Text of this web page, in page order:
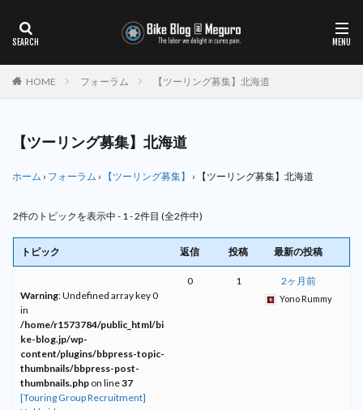
HOME フォーラム 【ツーリング募集】北海道
【ツーリング募集】北海道
ホーム › フォーラム › 【ツーリング募集】 › 【ツーリング募集】北海道
2件のトピックを表示中 - 1 - 2件目 (全2件中)
トピック 返信 投稿 最新の投稿
Warning: Undefined array key 0
in
/home/r1573784/public_html/bi
ke-blog.jp/wp-
content/plugins/bbpress-topic-
thumbnails/bbpress-post-
thumbnails.php on line37
[Touring Group Recruitment]
0 1 2ヶ月前
Yono Rummy